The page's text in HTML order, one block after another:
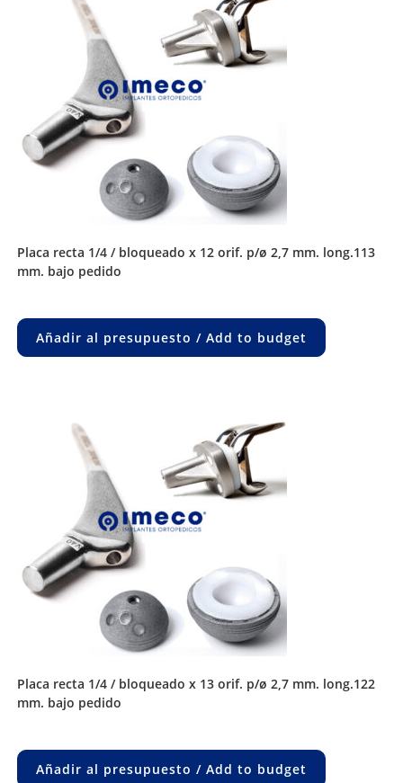
placa recta 1/4 / bloqueado x 12 orif. p/ø 2,7 mm. long.113
mm. bajo pedido
Añadir al presupuesto / Add to budget
placa recta 1/4 / bloqueado x 13 orif. p/ø 2,7 mm. long.122
mm. bajo pedido
Añadir al presupuesto / Add to budget